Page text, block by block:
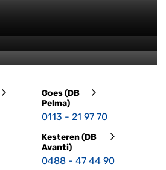
Goes (DB
Pelma)
0113 - 21 97 70
Kesteren (DB
Avanti)
0488 - 47 44 90